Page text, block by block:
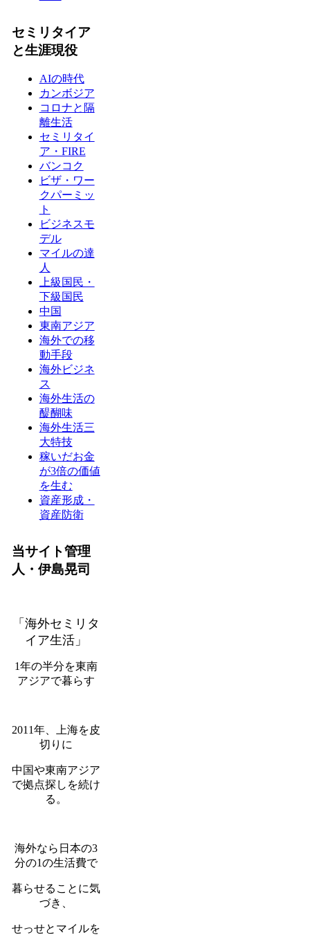
セミリタイア
と生涯現役
AIの時代
カンボジア
コロナと隔
離生活
セミリタイ
ア・FIRE
バンコク
ビザ・ワー
クパーミッ
ト
ビジネスモ
デル
マイルの達
人
上級国民・
下級国民
中国
東南アジア
海外での移
動手段
海外ビジネ
ス
海外生活の
醍醐味
海外生活三
大特技
稼いだお金
が3倍の価値
を生む
資産形成・
資産防衛
当サイト管理
人・伊島晃司
「海外セミリタ
イア生活」
1年の半分を東南
アジアで暮らす
2011年、上海を皮
切りに
中国や東南アジア
で拠点探しを続け
る。
海外なら日本の3
分の1の生活費で
暮らせることに気
づき、
せっせとマイルを